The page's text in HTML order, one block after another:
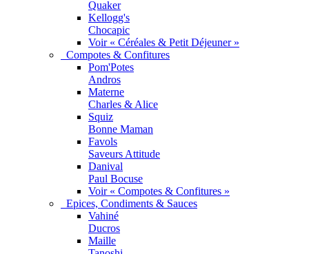
Quaker
Kellogg's
Chocapic
Voir « Céréales & Petit Déjeuner »
Compotes & Confitures
Pom'Potes
Andros
Materne
Charles & Alice
Squiz
Bonne Maman
Favols
Saveurs Attitude
Danival
Paul Bocuse
Voir « Compotes & Confitures »
Epices, Condiments & Sauces
Vahiné
Ducros
Maille